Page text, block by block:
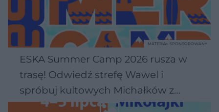
ESKA Summer Camp 2026 rusza w
trasę! Odwiedź strefę Wawel i
spróbuj kultowych Michałków z
Wawelu
MATERIAŁ SPONSOROWANY